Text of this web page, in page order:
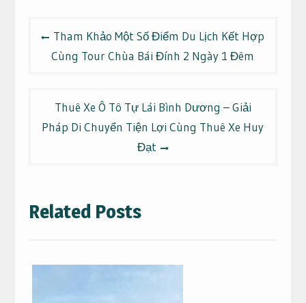
hướng
Tham Khảo Một Số Điểm Du Lịch Kết Hợp
Cùng Tour Chùa Bái Đính 2 Ngày 1 Đêm
Thuê Xe Ô Tô Tự Lái Bình Dương – Giải
Pháp Di Chuyển Tiện Lợi Cùng Thuê Xe Huy
Đạt
Related Posts